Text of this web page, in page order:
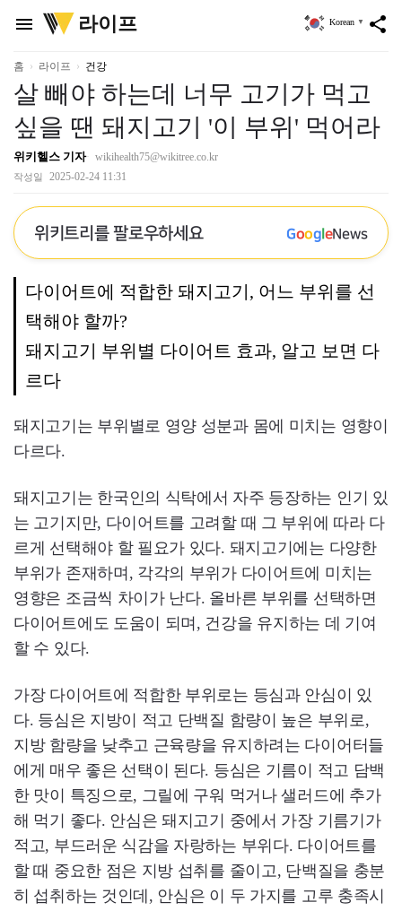
menu
위
키
리
라이프 share
Korean ▼
홈 라이프 건강
살 빼야 하는데 너무 고기가 먹고
싶을 땐 돼지고기 '이 부위' 먹어라
위키헬스 기자 wikihealth75@wikitree.co.kr
작성일 2025-02-24 11:31
위키트리를 팔로우하세요 GoogleNews
다이어트에 적합한 돼지고기, 어느 부위를 선
택해야 할까?
돼지고기 부위별 다이어트 효과, 알고 보면 다
르다
돼지고기는 부위별로 영양 성분과 몸에 미치는 영향이
다르다.
돼지고기는 한국인의 식탁에서 자주 등장하는 인기 있
는 고기지만, 다이어트를 고려할 때 그 부위에 따라 다
르게 선택해야 할 필요가 있다. 돼지고기에는 다양한
부위가 존재하며, 각각의 부위가 다이어트에 미치는
영향은 조금씩 차이가 난다. 올바른 부위를 선택하면
다이어트에도 도움이 되며, 건강을 유지하는 데 기여
할 수 있다.
가장 다이어트에 적합한 부위로는 등심과 안심이 있
다. 등심은 지방이 적고 단백질 함량이 높은 부위로,
지방 함량을 낮추고 근육량을 유지하려는 다이어터들
에게 매우 좋은 선택이 된다. 등심은 기름이 적고 담백
한 맛이 특징으로, 그릴에 구워 먹거나 샐러드에 추가
해 먹기 좋다. 안심은 돼지고기 중에서 가장 기름기가
적고, 부드러운 식감을 자랑하는 부위다. 다이어트를
할 때 중요한 점은 지방 섭취를 줄이고, 단백질을 충분
히 섭취하는 것인데, 안심은 이 두 가지를 고루 충족시